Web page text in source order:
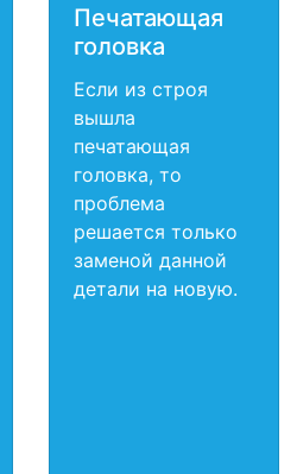
Печатающая
головка
Если из строя
вышла
печатающая
головка, то
проблема
решается только
заменой данной
детали на новую.